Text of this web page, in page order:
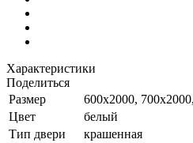
Характеристики
Поделиться
Размер
600x2000,
Цвет
белый
Тип двери
крашенная